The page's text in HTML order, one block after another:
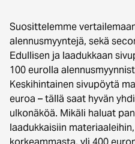
Suosittelemme
alennusmyyntejä, sekä
Edullisen ja laadukkaan
100 eurolla
Keskihintainen sivupöytä
euroa – tällä saat hyvän
ulkonäköä. Mikäli haluat
laadukkaisiin